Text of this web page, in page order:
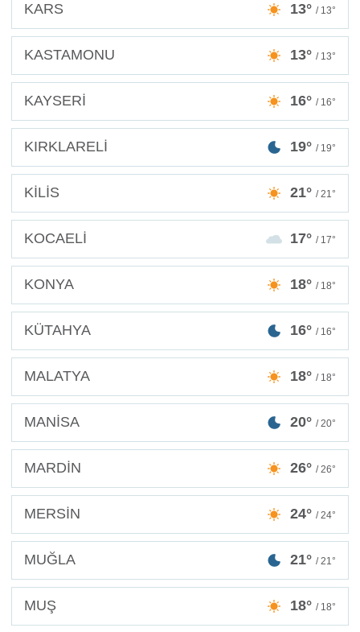
KARS 13° / 13°
KASTAMONU 13° / 13°
KAYSERİ 16° / 16°
KIRKLARELİ 19° / 19°
KİLİS 21° / 21°
KOCAELİ 17° / 17°
KONYA 18° / 18°
KÜTAHYA 16° / 16°
MALATYA 18° / 18°
MANİSA 20° / 20°
MARDİN 26° / 26°
MERSİN 24° / 24°
MUĞLA 21° / 21°
MUŞ 18° / 18°